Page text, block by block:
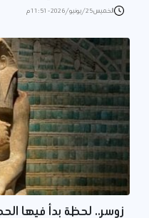
الخميس 25/يونيو/2026 - 11:51 م
زوسر.. لحظة بدأ فيها